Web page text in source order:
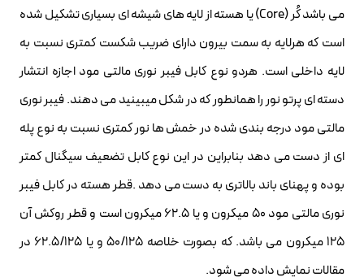
می باشد کُر (Core) یا هسته از لایه های شیشه ای بسیاری تشکیل شده
است که هرلایه به سمت بیرون دارای ضریب شکست کمتری نسبت به
لایه داخلی است. هردو نوع کابل فیبر نوری مالتی مود اجازه انتشار
دسته ای پرتو نور را همانطور که در شکل میبینید می دهند. فیبر نوری
مالتی مود درجه بندی شده در خمش ها نور کمتری نسبت به نوع پله
ای از دست می دهد بنابراین در این نوع کابل تضعیف سیگنال کمتر
بوده و پهنای باند بالاتری به دست می دهد .قطر هسته در کابل فیبر
نوری مالتی مود 50 میکرون و یا 62.5 میکرون است و قطر روکش آن
125 میکرون می باشد. که بصورت خلاصه 50/125 و یا 62.5/125 در
مقالات نمایش داده می شود.